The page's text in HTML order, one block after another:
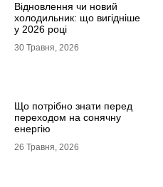
Відновлення чи новий
холодильник: що вигідніше
у 2026 році
30 Травня, 2026
Що потрібно знати перед
переходом на сонячну
енергію
26 Травня, 2026